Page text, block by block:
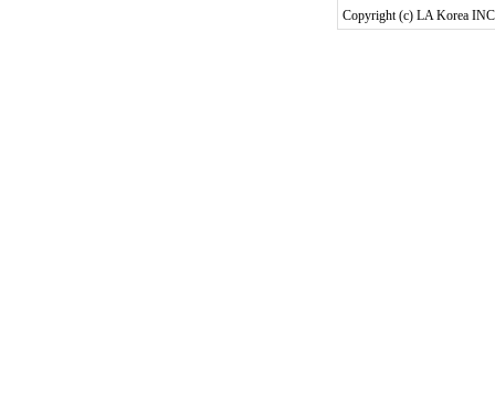
Copyright (c) LA Korea